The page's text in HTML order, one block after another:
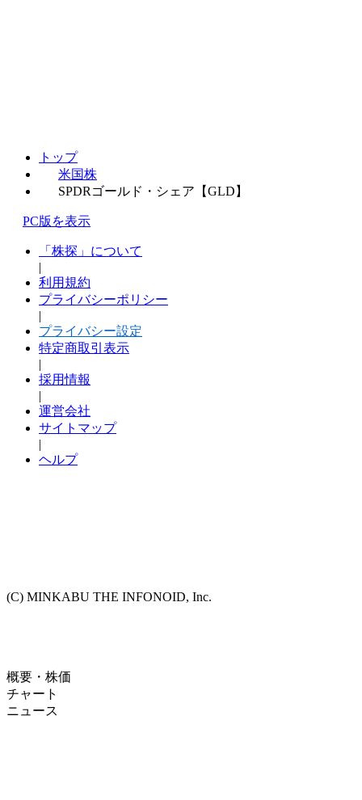
トップ
米国株
SPDRゴールド・シェア【GLD】
PC版を表示
「株探」について
|
利用規約
プライバシーポリシー
|
プライバシー設定
特定商取引表示
|
採用情報
|
運営会社
サイトマップ
|
ヘルプ
(C) MINKABU THE INFONOID, Inc.
概要・株価
チャート
ニュース